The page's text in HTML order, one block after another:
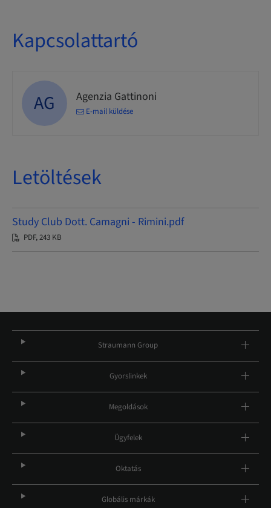
Kapcsolattartó
AG Agenzia Gattinoni
E-mail küldése
Letöltések
Study Club Dott. Camagni - Rimini.pdf
PDF, 243 KB
Straumann Group
Gyorslinkek
Megoldások
Ügyfelek
Oktatás
Globális márkák